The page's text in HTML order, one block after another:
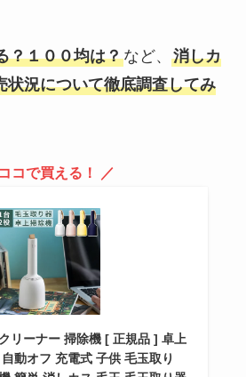
？１００均は？など、 消しカ
状況について徹底調査してみ
コで買える！ ／
リーナー 掃除機 [ 正規品 ] 卓上
動オフ 充電式 子供 毛玉取り